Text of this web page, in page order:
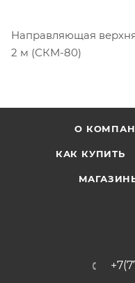
Направляющая
2 м (СКМ-80)
О
КАК КУПИТЬ